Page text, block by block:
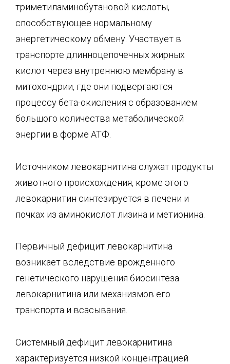
триметиламинобутановой кислоты,
способствующее нормальному
энергетическому обмену. Участвует в
транспорте длинноцепочечных жирных
кислот через внутреннюю мембрану в
митохондрии, где они подвергаются
процессу бета-окисления с образованием
большого количества метаболической
энергии в форме АТФ.
Источником левокарнитина служат продукты
животного происхождения, кроме этого
левокарнитин синтезируется в печени и
почках из аминокислот лизина и метионина.
Первичный дефицит левокарнитина
возникает вследствие врожденного
генетического нарушения биосинтеза
левокарнитина или механизмов его
транспорта и всасывания.
Системный дефицит левокарнитина
характеризуется низкой концентрацией